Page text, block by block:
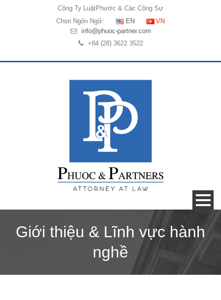
Công Ty LuậtPhước & Các Cộng Sự
Chọn Ngôn Ngữ:
EN
VN
info@phuoc-partner.com
+84 (28) 3622 3522
Giới thiệu & Lĩnh vực hành
nghề